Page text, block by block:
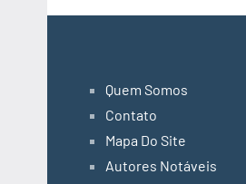
Quem Somos
Contato
Mapa Do Site
Autores Notáveis